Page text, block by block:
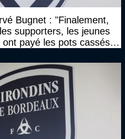
Bugnet : "Finalement,
supporters, les jeunes
payé les pots cassés